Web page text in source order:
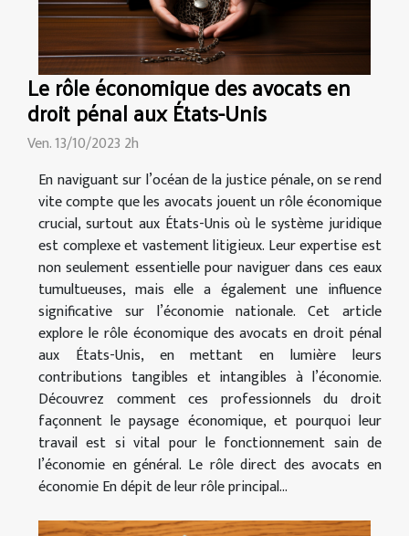
Le rôle économique des avocats en
droit pénal aux États-Unis
Ven. 13/10/2023 2h
En naviguant sur l’océan de la justice pénale, on se rend
vite compte que les avocats jouent un rôle économique
crucial, surtout aux États-Unis où le système juridique
est complexe et vastement litigieux. Leur expertise est
non seulement essentielle pour naviguer dans ces eaux
tumultueuses, mais elle a également une influence
significative sur l’économie nationale. Cet article
explore le rôle économique des avocats en droit pénal
aux États-Unis, en mettant en lumière leurs
contributions tangibles et intangibles à l’économie.
Découvrez comment ces professionnels du droit
façonnent le paysage économique, et pourquoi leur
travail est si vital pour le fonctionnement sain de
l’économie en général. Le rôle direct des avocats en
économie En dépit de leur rôle principal...